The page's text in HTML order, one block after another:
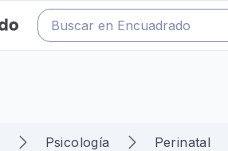
Psicología Perinatal